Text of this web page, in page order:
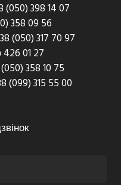
(050) 398 14 07
358 09 56
(050) 317 70 97
01 27
358 10 75
(099) 315 55 00